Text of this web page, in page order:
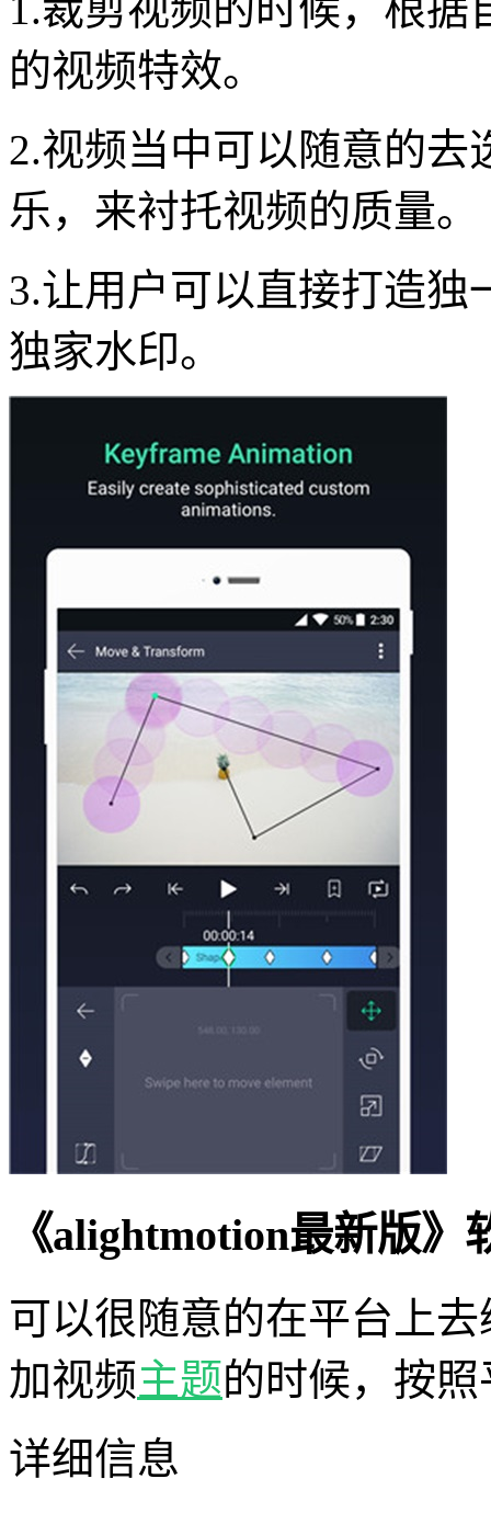
的视频特效。
2.视频当中可以随意的去
乐，来衬托视频的质量。
3.让用户可以直接打造
独家水印。
《alightmotion最新版》
可以很随意的在平台上
加视频主题的时候，按
详细信息